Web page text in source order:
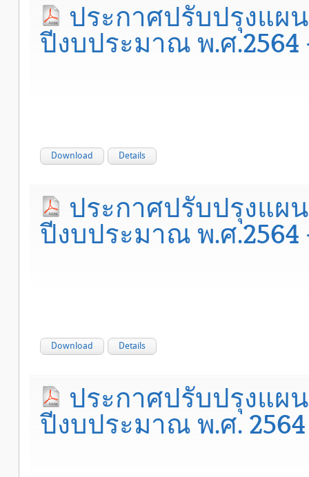
ประกาศปรับปรุงแผ
ปีงบประมาณ พ.ศ.2564
Download Details
ประกาศปรับปรุงแผ
ปีงบประมาณ พ.ศ.2564
Download Details
ประกาศปรับปรุงแผ
ปีงบประมาณ พ.ศ.